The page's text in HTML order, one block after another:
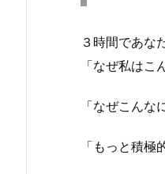
３時間であな
「なぜ私はこ
「なぜこんな
「もっと積極